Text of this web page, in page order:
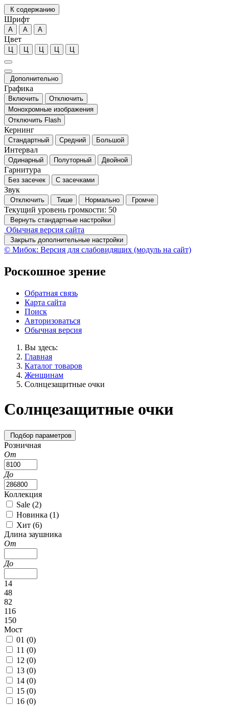
К содержанию
Шрифт
А А А
Цвет
Ц Ц Ц Ц Ц
Дополнительно
Графика
Включить
Отключить
Монохромные изображения
Отключить Flash
Кернинг
Стандартный Средний Большой
Интервал
Одинарный Полуторный Двойной
Гарнитура
Без засечек С засечками
Звук
Отключить Тише Нормально Громче
Текущий уровень громкости: 50
Вернуть стандартные настройки
Обычная версия сайта
Закрыть дополнительные настройки
© Мибок: Версия для слабовидящих (модуль на сайт)
Роскошное зрение
Обратная связь
Карта сайта
Поиск
Авторизоваться
Обычная версия
Вы здесь:
Главная
Каталог товаров
Женщинам
Солнцезащитные очки
Солнцезащитные очки
Подбор параметров
Розничная
От
До
Коллекция
Sale (2)
Новинка (1)
Хит (6)
Длина заушника
От
До
14
48
82
116
150
Мост
01 (0)
11 (0)
12 (0)
13 (0)
14 (0)
15 (0)
16 (0)